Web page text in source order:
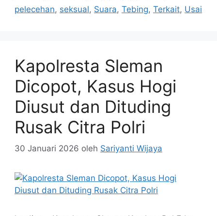
pelecehan, seksual, Suara, Tebing, Terkait, Usai
Kapolresta Sleman
Dicopot, Kasus Hogi
Diusut dan Dituding
Rusak Citra Polri
30 Januari 2026 oleh Sariyanti Wijaya